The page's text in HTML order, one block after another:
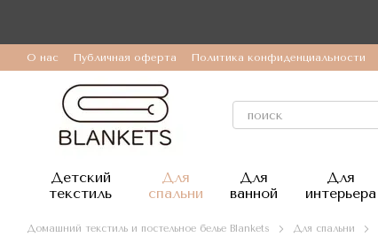
О нас Публичная оферта Политика конфиденциальности
Детский
текстиль
Для
спальни
Для
ванной
Для
интерьера
Домашний текстиль и постельное белье Blankets Для спальни